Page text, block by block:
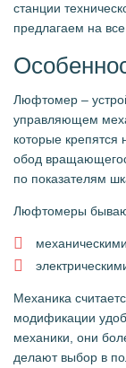
станции
предлагаем на все
Люфтомер –
управляющем
которые крепятся
обод
по показателям
Люфтомеры
Механика
модификации
механики, они
делают выбор в